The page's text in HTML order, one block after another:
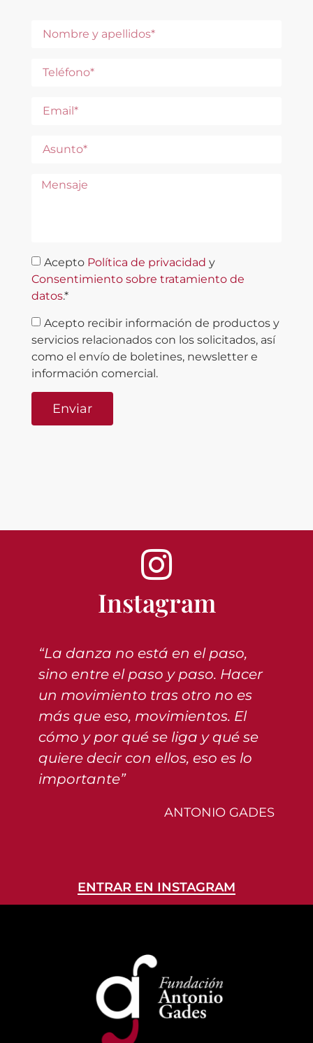
Acepto Política de privacidad y
Consentimiento sobre tratamiento de
datos.*
Acepto recibir información de productos y
servicios relacionados con los solicitados, así
como el envío de boletines, newsletter e
información comercial.
Enviar
Instagram
“La danza no está en el paso,
sino entre el paso y paso. Hacer
un movimiento tras otro no es
más que eso, movimientos. El
cómo y por qué se liga y qué se
quiere decir con ellos, eso es lo
importante”
ANTONIO GADES
ENTRAR EN INSTAGRAM